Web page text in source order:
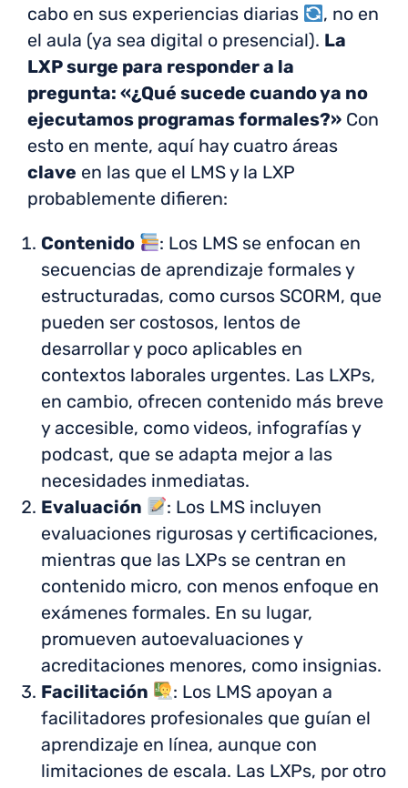
cabo en sus experiencias diarias
, no en
el aula (ya sea digital o presencial). La
LXP surge para responder a la
pregunta: «¿Qué sucede cuando ya no
ejecutamos programas formales?» Con
esto en mente, aquí hay cuatro áreas
clave en las que el LMS y la LXP
probablemente difieren:
Contenido
: Los LMS se enfocan en
secuencias de aprendizaje formales y
estructuradas, como cursos SCORM, que
pueden ser costosos, lentos de
desarrollar y poco aplicables en
contextos laborales urgentes. Las LXPs,
en cambio, ofrecen contenido más breve
y accesible, como videos, infografías y
podcast, que se adapta mejor a las
necesidades inmediatas.
Evaluación
: Los LMS incluyen
evaluaciones rigurosas y certificaciones,
mientras que las LXPs se centran en
contenido micro, con menos enfoque en
exámenes formales. En su lugar,
promueven autoevaluaciones y
acreditaciones menores, como insignias.
Facilitación
: Los LMS apoyan a
facilitadores profesionales que guían el
aprendizaje en línea, aunque con
limitaciones de escala. Las LXPs, por otro